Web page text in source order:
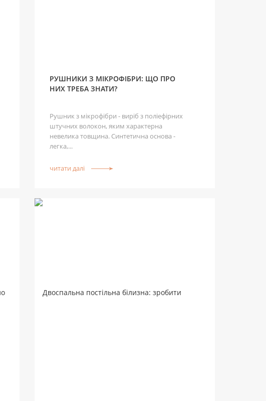
РУШНИКИ З МІКРОФІБРИ: ЩО ПРО
НИХ ТРЕБА ЗНАТИ?
Рушник з мікрофібри - виріб з поліефірних
штучних волокон, яким характерна
невелика товщина. Синтетична основа -
легка,...
читати далі